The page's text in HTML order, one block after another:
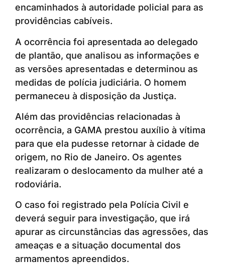
encaminhados à autoridade policial para as
providências cabíveis.
A ocorrência foi apresentada ao delegado
de plantão, que analisou as informações e
as versões apresentadas e determinou as
medidas de polícia judiciária. O homem
permaneceu à disposição da Justiça.
Além das providências relacionadas à
ocorrência, a GAMA prestou auxílio à vítima
para que ela pudesse retornar à cidade de
origem, no Rio de Janeiro. Os agentes
realizaram o deslocamento da mulher até a
rodoviária.
O caso foi registrado pela Polícia Civil e
deverá seguir para investigação, que irá
apurar as circunstâncias das agressões, das
ameaças e a situação documental dos
armamentos apreendidos.